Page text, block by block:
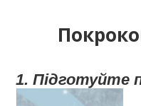
1. Підготуйте